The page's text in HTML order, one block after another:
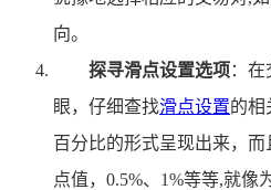
向。
探寻滑点设置选项 ：
眼，仔细查找滑点设置的相
百分比的形式呈现出来，
点值，0.5%、1%等等,就像